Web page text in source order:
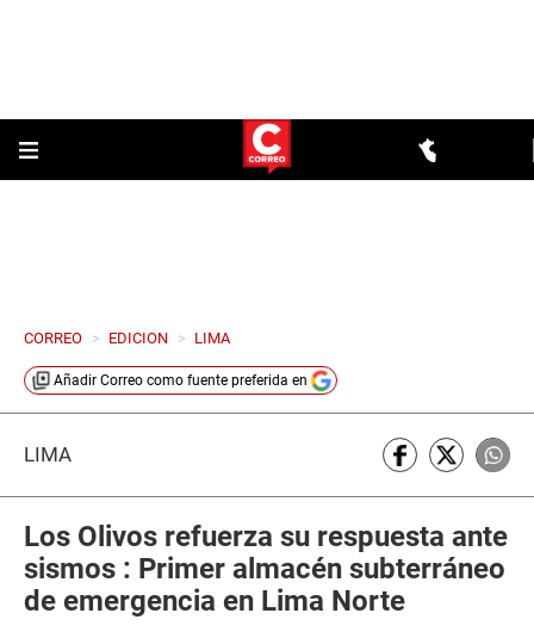
CORREO > EDICION > LIMA
Añadir Correo como fuente preferida en
LIMA
Los Olivos refuerza su respuesta ante
sismos : Primer almacén subterráneo
de emergencia en Lima Norte